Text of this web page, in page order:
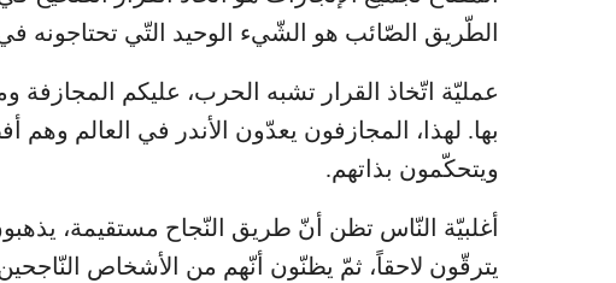
الطّريق الصّائب هو الشّيء الوحيد التّي تحتاجونه
عمليّة اتّخاذ القرار تشبه الحرب، عليكم
بها. لهذا، المجازفون يعدّون الأندر في العالم وهم
ويتحكّمون بذاتهم.
أغلبيّة النّاس تظن أنّ طريق النّجاح مستقيمة،
يترقّون لاحقاً، ثمّ يظنّون أنّهم من الأشخاص